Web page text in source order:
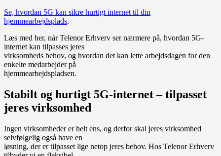
Se, hvordan 5G kan sikre hurtigt internet til din
hjemmearbejdsplads.
Læs med her, når Telenor Erhverv ser nærmere på, hvordan 5G-
internet kan tilpasses jeres
virksomheds behov, og hvordan det kan lette arbejdsdagen for den
enkelte medarbejder på
hjemmearbejdspladsen.
Stabilt og hurtigt 5G-internet – tilpasset
jeres virksomhed
Ingen virksomheder er helt ens, og derfor skal jeres virksomhed
selvfølgelig også have en
løsning, der er tilpasset lige netop jeres behov. Hos Telenor Erhverv